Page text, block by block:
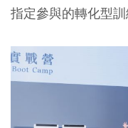
指定參與的轉化型訓